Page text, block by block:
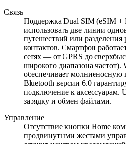
Связь
Поддержка Dual SIM (eSIM +
использовать две линии
путешествий или
контактов. Смартфон
сетях — от GPRS до
широкого диапазона частот).
обеспечивает молниеносную
Bluetooth версии 6.0
подключение к аксессуарам.
зарядку и обмен файлами.
Управление
Отсутствие кнопки Home
продвинутыми жестами